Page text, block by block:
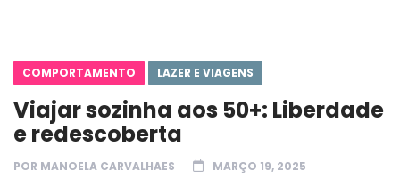
COMPORTAMENTO LAZER E VIAGENS
Viajar sozinha aos 50+: Liberdade
e redescoberta
POR MANOELA CARVALHAES MARÇO 19, 2025